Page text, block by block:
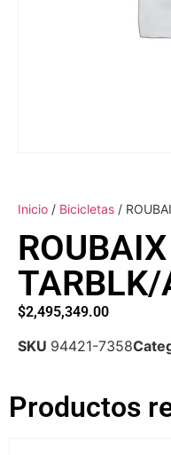
Inicio / Bicicletas /
$2,495,349.00
SKU 94421-7358
Productos